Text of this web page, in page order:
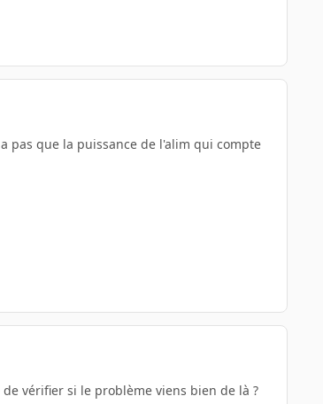
pas que la puissance de l'alim qui compte
vérifier si le problème viens bien de là ?